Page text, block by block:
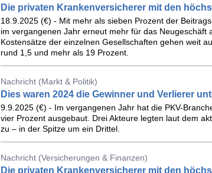
Die privaten Krankenversicherer mit den
18.9.2025 (€) - Mit mehr als sieben Prozent der
im vergangenen Jahr erneut mehr für das Neugeschäft
Kostensätze der einzelnen Gesellschaften gehen weit
rund 1,5 und mehr als 19 Prozent.
Nachricht (Markt & Politik)
Dies waren 2024 die Gewinner und Verlierer
9.9.2025 (€) - Im vergangenen Jahr hat die PKV-
vier Prozent ausgebaut. Drei Akteure legten laut dem
zu – in der Spitze um ein Drittel.
Nachricht (Versicherungen & Finanzen)
Die privaten Krankenversicherer mit den